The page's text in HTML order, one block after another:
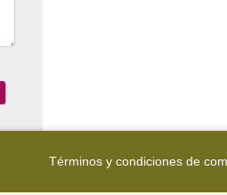
Términos y condiciones de